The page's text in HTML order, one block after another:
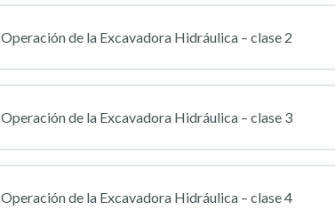
Operación de la Excavadora Hidráulica – clase 2
Operación de la Excavadora Hidráulica – clase 3
Operación de la Excavadora Hidráulica – clase 4